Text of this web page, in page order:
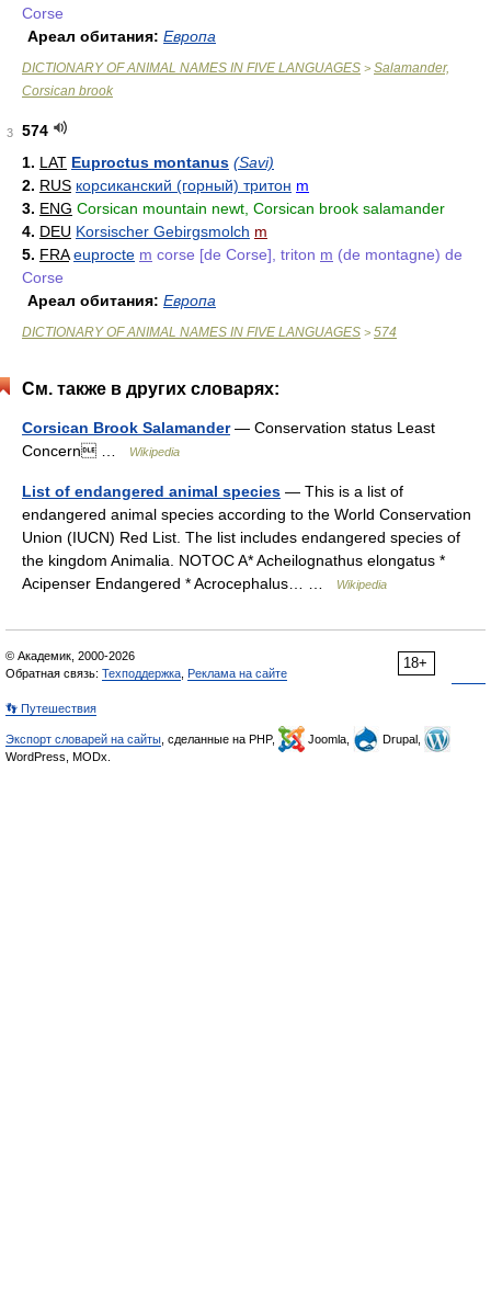
Corse
Ареал обитания: Европа
DICTIONARY OF ANIMAL NAMES IN FIVE LANGUAGES > Salamander,
Corsican brook
3
574
1. LAT Euproctus montanus (Savi)
2. RUS корсиканский (горный) тритон m
3. ENG Corsican mountain newt, Corsican brook salamander
4. DEU Korsischer Gebirgsmolch m
5. FRA euprocte m corse [de Corse], triton m (de montagne) de
Corse
Ареал обитания: Европа
DICTIONARY OF ANIMAL NAMES IN FIVE LANGUAGES > 574
См. также в других словарях:
Corsican Brook Salamander— Conservation status Least
Concern …
Wikipedia
List of endangered animal species — This is a list of
endangered animal species according to the World Conservation
Union (IUCN) Red List. The list includes endangered species of
the kingdom Animalia. NOTOC A* Acheilognathus elongatus *
Acipenser Endangered * Acrocephalus… …
Wikipedia
18+
© Академик, 2000-2026
Обратная связь: Техподдержка Реклама на сайте
👣 Путешествия
Экспорт словарей на сайты , сделанные на PHP, Joomla,
Drupal,
WordPress, MODx.